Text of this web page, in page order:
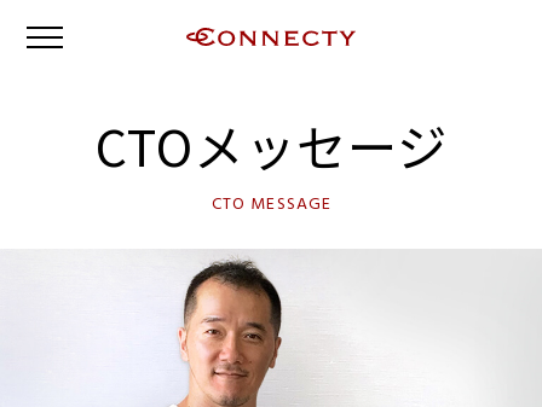
CTOメッセージ
CTO MESSAGE